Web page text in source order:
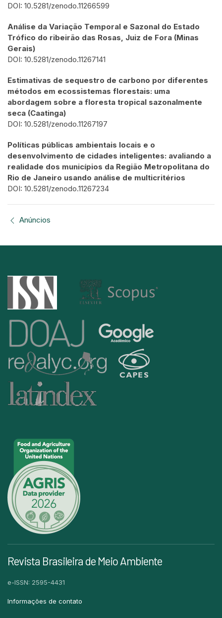
DOI: 10.5281/zenodo.11266599
Análise da Variação Temporal e Sazonal do Estado
Trófico do ribeirão das Rosas, Juiz de Fora (Minas
Gerais)
DOI: 10.5281/zenodo.11267141
Estimativas de sequestro de carbono por diferentes
métodos em ecossistemas florestais: uma
abordagem sobre a floresta tropical sazonalmente
seca (Caatinga)
DOI: 10.5281/zenodo.11267197
Políticas públicas ambientais locais e o
desenvolvimento de cidades inteligentes: avaliando a
realidade dos municípios da Região Metropolitana do
Rio de Janeiro usando análise de multicritérios
DOI: 10.5281/zenodo.11267234
Anúncios
Revista Brasileira de Meio Ambiente
e-ISSN: 2595-4431
Informações de contato